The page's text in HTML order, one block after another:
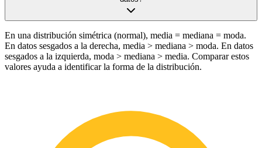
En una distribución simétrica (normal), media = mediana = moda.
En datos sesgados a la derecha, media > mediana > moda. En datos
sesgados a la izquierda, moda > mediana > media. Comparar estos
valores ayuda a identificar la forma de la distribución.